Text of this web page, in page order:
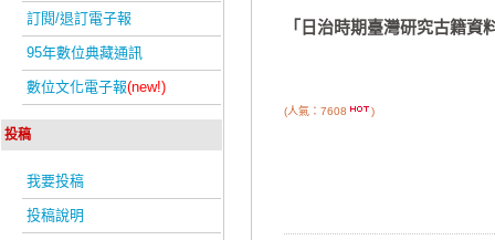
訂閱/退訂電子報
95年數位典藏通訊
數位文化電子報(new!)
投稿
我要投稿
投稿說明
「日治時期臺灣研究古籍
(人氣：7608 )